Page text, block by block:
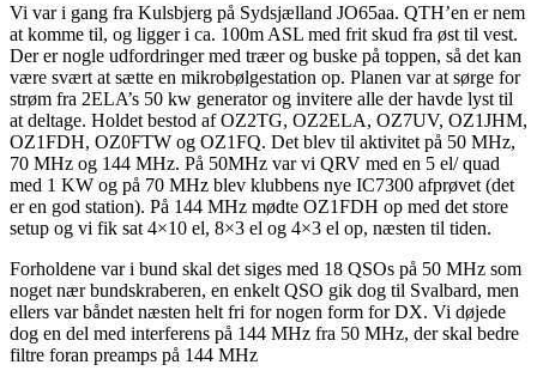
Vi var i gang fra Kulsbjerg på Sydsjælland JO65aa. QTH’en er nem
at komme til, og ligger i ca. 100m ASL med frit skud fra øst til vest.
Der er nogle udfordringer med træer og buske på toppen, så det kan
være svært at sætte en mikrobølgestation op. Planen var at sørge for
strøm fra 2ELA’s 50 kw generator og invitere alle der havde lyst til
at deltage. Holdet bestod af OZ2TG, OZ2ELA, OZ7UV, OZ1JHM,
OZ1FDH, OZ0FTW og OZ1FQ. Det blev til aktivitet på 50 MHz,
70 MHz og 144 MHz. På 50MHz var vi QRV med en 5 el/ quad
med 1 KW og på 70 MHz blev klubbens nye IC7300 afprøvet (det
er en god station). På 144 MHz mødte OZ1FDH op med det store
setup og vi fik sat 4×10 el, 8×3 el og 4×3 el op, næsten til tiden.
Forholdene var i bund skal det siges med 18 QSOs på 50 MHz som
noget nær bundskraberen, en enkelt QSO gik dog til Svalbard, men
ellers var båndet næsten helt fri for nogen form for DX. Vi døjede
dog en del med interferens på 144 MHz fra 50 MHz, der skal bedre
filtre foran preamps på 144 MHz